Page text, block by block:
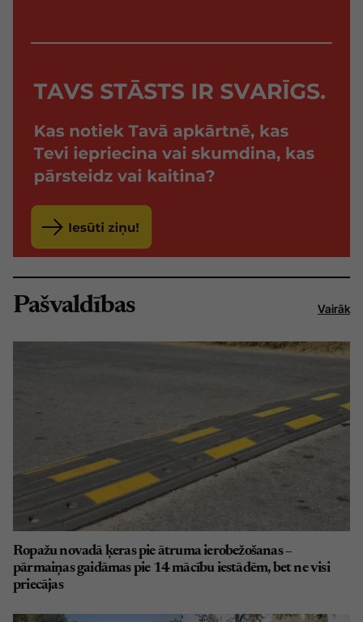
Pašvaldības Vairāk
Ropažu novadā ķeras pie ātruma ierobežošanas –
pārmaiņas gaidāmas pie 14 mācību iestādēm, bet ne visi
priecājas